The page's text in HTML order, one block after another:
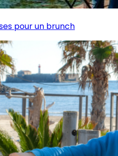
pour un brunch